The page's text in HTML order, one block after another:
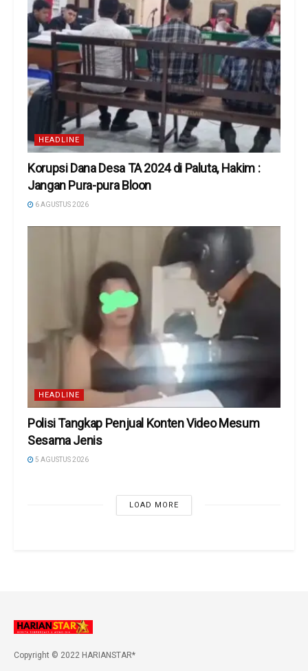
HEADLINE
Korupsi Dana Desa TA 2024 di Paluta, Hakim :
Jangan Pura-pura Bloon
6 AGUSTUS 2026
HEADLINE
Polisi Tangkap Penjual Konten Video Mesum
Sesama Jenis
5 AGUSTUS 2026
LOAD MORE
Copyright © 2022 HARIANSTAR*